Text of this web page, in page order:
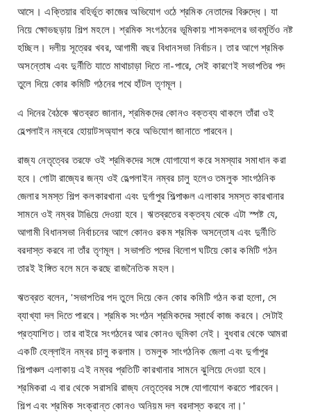
আসে। এক্তিয়ার বহির্ভূত কাজের অভিযোগ ওঠে শ্রমিক নেতাদের বিরুদ্ধে। যা
নিয়ে ক্ষোভছড়ায় শিল্প মহলে। শ্রমিক সংগঠনের ভূমিকায় শাসকদলের ভাবমূর্তিও নষ্ট
হচ্ছিল। দলীয় সূত্রের খবর, আগামী বছর বিধানসভা নির্বাচন। তার আগে শ্রমিক
অসন্তোষ এবং দুর্নীতি যাতে মাথাচাড়া দিতে না-পারে, সেই কারণেই সভাপতির পদ
তুলে দিয়ে কোর কমিটি গঠনের পথে হাঁটল তৃণমূল।
এ দিনের বৈঠকে ঋতব্রত জানান, শ্রমিকদের কোনও বক্তব্য থাকলে তাঁরা ওই
হেল্পলাইন নম্বরে হোয়াটসঅ্যাপ করে অভিযোগ জানাতে পারবেন।
রাজ্য নেতৃত্বের তরফে ওই শ্রমিকদের সঙ্গে যোগাযোগ করে সমস্যার সমাধান করা
হবে। গোটা রাজ্যের জন্য ওই হেল্পলাইন নম্বর চালু হলেও তমলুক সাংগঠনিক
জেলার সমস্ত শিল্প কলকারখানা এবং দুর্গাপুর শিল্পাঞ্চল এলাকার সমস্ত কারখানার
সামনে ওই নম্বর টাঙিয়ে দেওয়া হবে। ঋতব্রতের বক্তব্য থেকে এটা স্পষ্ট যে,
আগামী বিধানসভা নির্বাচনের আগে কোনও রকম শ্রমিক অসন্তোষ এবং দুর্নীতি
বরদাস্ত করবে না তাঁর তৃণমূল। সভাপতি পদের বিলোপ ঘটিয়ে কোর কমিটি গঠন
তারই ইঙ্গিত বলে মনে করছে রাজনৈতিক মহল।
ঋতব্রত বলেন, 'সভাপতির পদ তুলে দিয়ে কেন কোর কমিটি গঠন করা হলো, সে
ব্যাখ্যা দল দিতে পারবে। শ্রমিক সংগঠন শ্রমিকদের স্বার্থে কাজ করবে। সেটাই
প্রত্যাশিত। তার বাইরে সংগঠনের আর কোনও ভূমিকা নেই। বুধবার থেকে আমরা
একটি হেল্লাইন নম্বর চালু করলাম। তমলুক সাংগঠনিক জেলা এবং দুর্গাপুর
শিল্পাঞ্চল এলাকায় এই নম্বর প্রতিটি কারখানার সামনে ঝুলিয়ে দেওয়া হবে।
শ্রমিকরা এ বার থেকে সরাসরি রাজ্য নেতৃত্বের সঙ্গে যোগাযোগ করতে পারবেন।
শিল্প এবং শ্রমিক সংক্রান্ত কোনও অনিয়ম দল বরদাস্ত করবে না।'